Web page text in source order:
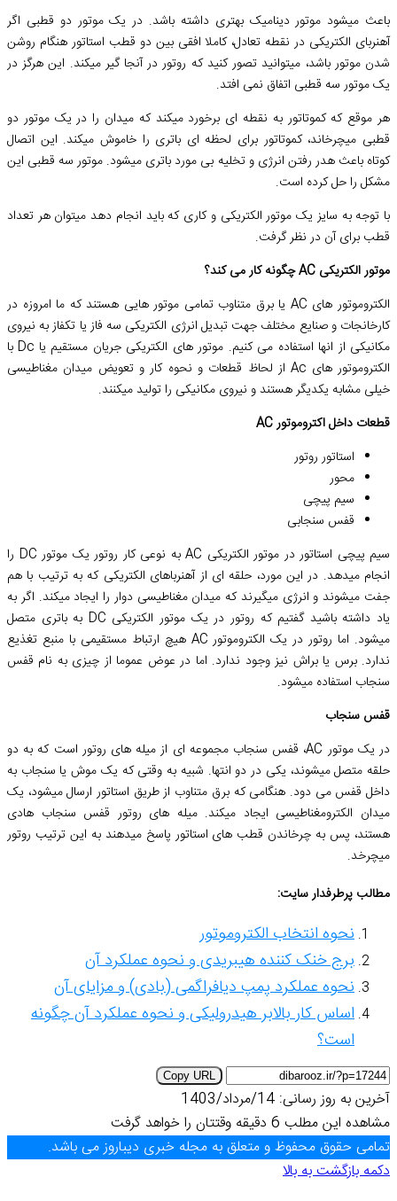
باعث میشود موتور دینامیک بهتری داشته باشد. در یک موتور دو قطبی اگر
آهنربای الکتریکی در نقطه تعادل، کاملا افقی بین دو قطب استاتور هنگام روشن
شدن موتور باشد، میتوانید تصور کنید که روتور در آنجا گیر میکند. این هرگز در
یک موتور سه قطبی اتفاق نمی افتد.
هر موقع که کموتاتور به نقطه ای برخورد میکند که میدان را در یک موتور دو
قطبی میچرخاند، کموتاتور برای لحظه ای باتری را خاموش میکند. این اتصال
کوتاه باعث هدر رفتن انرژی و تخلیه بی مورد باتری میشود. موتور سه قطبی این
مشکل را حل کرده است.
با توجه به سایز یک موتور الکتریکی و کاری که باید انجام دهد میتوان هر تعداد
قطب برای آن در نظر گرفت.
موتور الکتریکی AC چگونه کار می کند؟
الکتروموتور های AC یا برق متناوب تمامی موتور هایی هستند که ما امروزه در
کارخانجات و صنایع مختلف جهت تبدیل انرژی الکتریکی سه فاز یا تکفاز به نیروی
مکانیکی از انها استفاده می کنیم. موتور های الکتریکی جریان مستقیم یا Dc با
الکتروموتور های Ac از لحاظ قطعات و نحوه کار و تعویض میدان مغناطیسی
خیلی مشابه یکدیگر هستند و نیروی مکانیکی را تولید میکنند.
قطعات داخل اکتروموتور AC
استاتور روتور
محور
سیم پیچی
قفس سنجابی
سیم پیچی استاتور در موتور الکتریکی AC به نوعی کار روتور یک موتور DC را
انجام میدهد. در این مورد، حلقه ای از آهنرباهای الکتریکی که به ترتیب با هم
جفت میشوند و انرژی میگیرند که میدان مغناطیسی دوار را ایجاد میکند. اگر به
یاد داشته باشید گفتیم که روتور در یک موتور الکتریکی DC به باتری متصل
میشود. اما روتور در یک الکتروموتور AC هیچ ارتباط مستقیمی با منبع تغذیع
ندارد. برس یا براش نیز وجود ندارد. اما در عوض عموما از چیزی به نام قفس
سنجاب استفاده میشود.
قفس سنجاب
در یک موتور AC، قفس سنجاب مجموعه ای از میله های روتور است که به دو
حلقه متصل میشوند، یکی در دو انتها. شبیه به وقتی که یک موش یا سنجاب به
داخل قفس می دود. هنگامی که برق متناوب از طریق استاتور ارسال میشود، یک
میدان الکترومغناطیسی ایجاد میکند. میله های روتور قفس سنجاب هادی
هستند، پس به چرخاندن قطب های استاتور پاسخ میدهند به این ترتیب روتور
میچرخد.
مطالب پرطرفدار سایت:
نحوه انتخاب الکتروموتور
برج خنک کننده هیبریدی و نحوه عملکرد آن
نحوه عملکرد پمپ دیافراگمی (بادی) و مزایای آن
اساس کار بالابر هیدرولیکی و نحوه عملکرد آن چگونه
است؟
Copy URL
آخرین به روز رسانی: 14/مرداد/1403
مشاهده این مطلب 6 دقیقه وقتتان را خواهد گرفت
تمامی حقوق محفوظ و متعلق به مجله خبری دیباروز می باشد.
دکمه بازگشت به بالا